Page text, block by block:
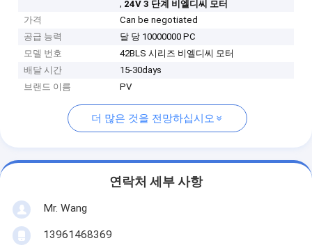
, 24V 3 단계 비엘디씨 모터
가격
Can be negotiated
공급 능력
달 당 10000000 PC
모델 번호
42BLS 시리즈 비엘디씨 모터
배달 시간
15-30days
브랜드 이름
PV
더 많은 것을 전망하십시오
연락처 세부 사항
Mr. Wang
13961468369